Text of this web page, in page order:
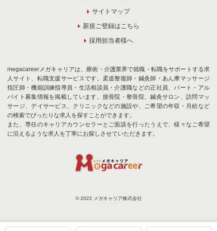
サイトマップ
新規ご登録はこちら
採用担当者様へ
megacareerメガキャリアは、療術・介護業界で就職・転職をサポートする求
人サイト、転職支援サービスです。柔道整復師・鍼灸師・あん摩マッサージ
指圧師・機能訓練指導員・生活相談員・介護職などの正社員、パート・アル
バイト募集情報を掲載しています。接骨院・整骨院、鍼灸サロン、訪問マッ
サージ、デイサービス、クリニックなどの施設や、ご希望の年収・月給など
の検索でぴったりな求人を探すことができます。
また、専任のキャリアカウンセラーとご面談を行ったうえで、様々なご希望
に沿えるような求人を丁寧にお探しさせていただきます。
© 2022 メガキャリア株式会社